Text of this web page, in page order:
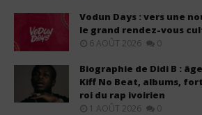
Vodun Days : vers une
le grand rendez-vous
6 AOÛT 2026 0
Biographie de Didi B :
Kiff No Beat, albums,
roi du rap ivoirien
1 AOÛT 2026 0